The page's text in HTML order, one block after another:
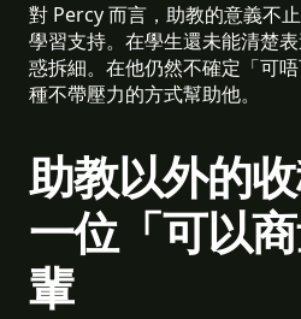
對 Percy 而言，助教的意義不
學習支持。在學生還未能清楚
惑拆細。在他仍然不確定「可
種不帶壓力的方式幫助他。
助教以外的
一位「可以
輩